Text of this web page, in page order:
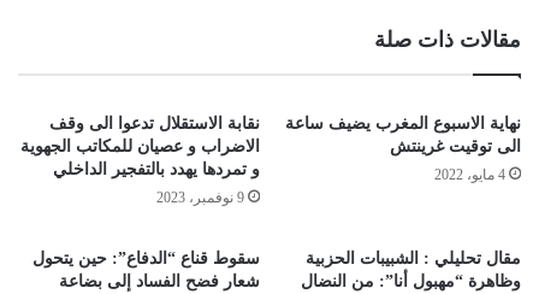
مقالات ذات صلة
نهاية الاسبوع المغرب يضيف ساعة
الى توقيت غرينتش
4 مايو، 2022
نقابة الاستقلال تدعوا الى وقف
الاضراب و عصيان للمكاتب الجهوية
و تمردها يهدد بالتفجير الداخلي
9 نوفمبر، 2023
مقال تحليلي : الشبيبات الحزبية
وظاهرة “مهبول أنا”: من النضال
سقوط قناع “الدفاع”: حين يتحول
شعار فضح الفساد إلى بضاعة